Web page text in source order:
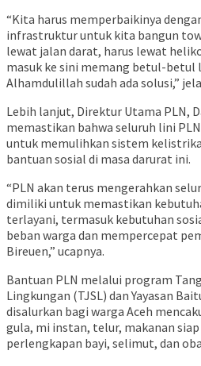
“Kita harus memperbaikinya
infrastruktur untuk kita bangun
lewat jalan darat, harus lewat
masuk ke sini memang betul-betul
Alhamdulillah sudah ada solusi,”
Lebih lanjut, Direktur Utama PLN,
memastikan bahwa seluruh lini
untuk memulihkan sistem
bantuan sosial di masa darurat ini.
“PLN akan terus mengerahkan
dimiliki untuk memastikan
terlayani, termasuk kebutuhan
beban warga dan mempercepat
Bireuen,” ucapnya.
Bantuan PLN melalui program
Lingkungan (TJSL) dan Yayasan
disalurkan bagi warga Aceh
gula, mi instan, telur, makanan
perlengkapan bayi, selimut, dan